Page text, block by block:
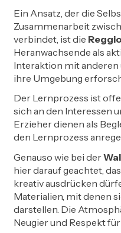
Ein Ansatz, der die
Zusammenarbeit
verbindet, ist die
Heranwachsende als
Interaktion mit
ihre Umgebung
Der Lernprozess ist
sich an den Interessen
Erzieher dienen als
den Lernprozess
Genauso wie bei der
hier darauf geachtet,
kreativ ausdrücken
Materialien, mit denen
darstellen. Die
Neugier und Respekt